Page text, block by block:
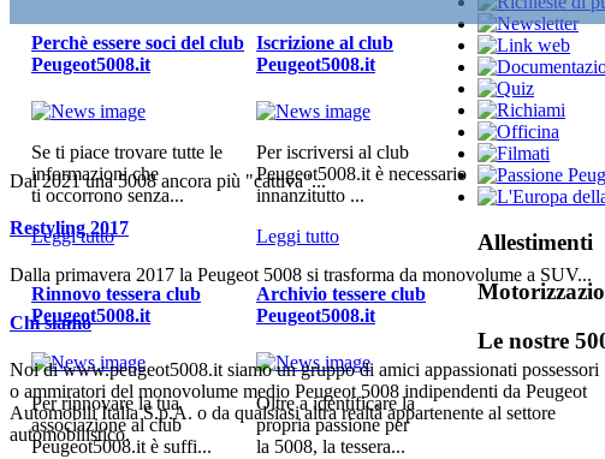
Dal 2021 una 5008 ancora più "cattiva"...
Restyling 2017
Dalla primavera 2017 la Peugeot 5008 si trasforma da monovolume a SUV...
Chi siamo
Noi di www.peugeot5008.it siamo un gruppo di amici appassionati possessori
o ammiratori del monovolume medio Peugeot 5008 indipendenti da Peugeot
Automobili Italia S.p.A. o da qualsiasi altra realtà appartenente al settore
automobilistico.
Perchè essere soci del club
Peugeot5008.it
Se ti piace trovare tutte le
informazioni che
ti occorrono senza...
Leggi tutto
Iscrizione al club
Peugeot5008.it
Per iscriversi al club
Peugeot5008.it è necessario
innanzitutto ...
Leggi tutto
Rinnovo tessera club
Peugeot5008.it
Per rinnovare la tua
associazione al club
Peugeot5008.it è suffi...
Archivio tessere club
Peugeot5008.it
Oltre a identificare la
propria passione per
la 5008, la tessera...
Allestimenti
Le nostre